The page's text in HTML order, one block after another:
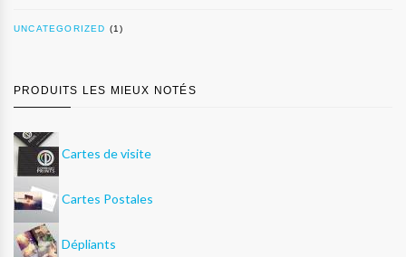
UNCATEGORIZED (1)
PRODUITS LES MIEUX NOTÉS
Cartes de visite
Cartes Postales
Dépliants